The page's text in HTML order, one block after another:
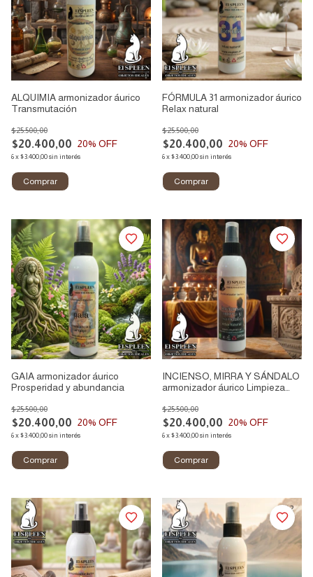
ALQUIMIA armonizador áurico
Transmutación
$20.400,00
$25.500,00
20% OFF
6x$3.400,00sin interés
FÓRMULA 31 armonizador áurico
Relax natural
$20.400,00
$25.500,00
20% OFF
6x$3.400,00sin interés
GAIA armonizador áurico
Prosperidad y abundancia
$20.400,00
$25.500,00
20% OFF
6x$3.400,00sin interés
INCIENSO, MIRRA Y SÁNDALO
armonizador áurico Limpieza
$20.400,00
$25.500,00
20% OFF
6x$3.400,00sin interés
/2